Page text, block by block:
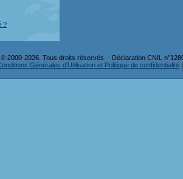
?
2000-2026. Tous droits réservés. - Déclaration CNIL
Générales d'Utilisation et Politique de confidentialité